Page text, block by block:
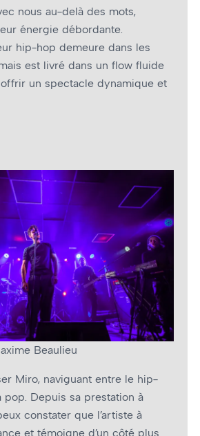
nous au-delà des mots,
énergie débordante.
hip-hop demeure dans les
est livré dans un flow fluide
un spectacle dynamique et
Beaulieu
Miro, naviguant entre le hip-
pop. Depuis sa prestation à
constater que l’artiste à
et témoigne d’un côté plus